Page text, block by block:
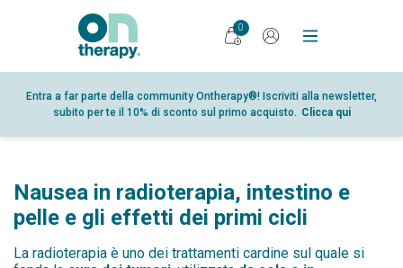
PRODOTTI
DIARIO
PUNTI VENDITA
GLOSSARIO
PARTNER
0
Entra a far parte della community Ontherapy®! Iscriviti alla newsletter,
subito per te il 10% di sconto sul primo acquisto. Clicca qui
Nausea in radioterapia, intestino e
pelle e gli effetti dei primi cicli
La radioterapia è uno dei trattamenti cardine sul quale si